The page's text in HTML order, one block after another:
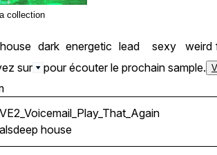
dark energetic lead sexy weird
sur pour écouter le prochain sample.
deep house